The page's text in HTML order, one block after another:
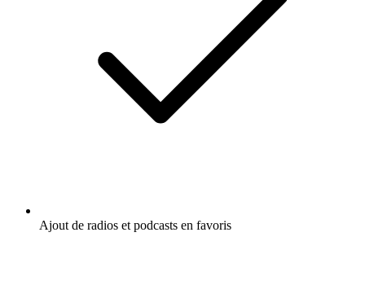
Ajout de radios et podcasts en favoris